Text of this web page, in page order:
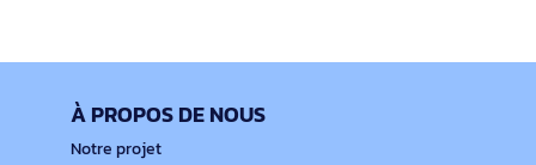
À PROPOS DE NOUS
Notre projet